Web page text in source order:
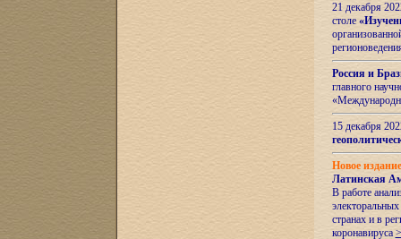
21 декабря
столе
Россия и
главного
15 декабря
Новое
Латинская
В работе
странах и в
коронавируса